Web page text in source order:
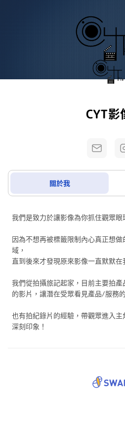
CYT影
關於我
我們是致力於讓影像為你抓住觀眾眼
因為不想再被標籤限制內心真正想
域，
直到後來才發現原來影像一直默默
我們從拍攝旅記起家，目前主要拍
的影片，讓潛在受眾看見產品/服務
也有拍紀錄片的經驗，帶觀眾進入
深刻印象！